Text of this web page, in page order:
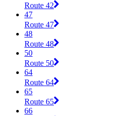
Route 42
47
Route 47
48
Route 48
50
Route 50
64
Route 64
65
Route 65
66